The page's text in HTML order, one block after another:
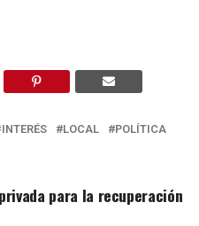
LOCAL
POLÍTICA
para la recuperación